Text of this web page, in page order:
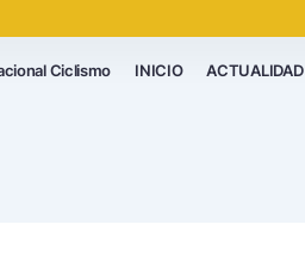
Ciclismo INICIO ACTUALIDAD